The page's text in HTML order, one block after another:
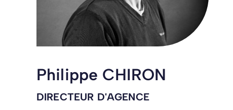
Philippe CHIRON
DIRECTEUR D'AGENCE